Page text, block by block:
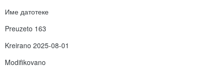
Име датотеке
Preuzeto 163
Kreirano 2025-08-01
Modifikovano